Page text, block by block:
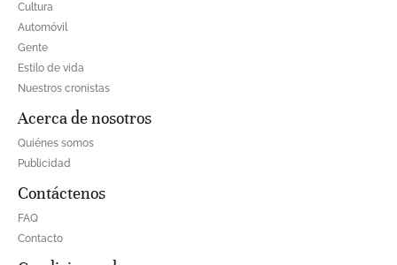
Cultura
Automóvil
Gente
Estilo de vida
Nuestros cronistas
Acerca de nosotros
Quiénes somos
Publicidad
Contáctenos
FAQ
Contacto